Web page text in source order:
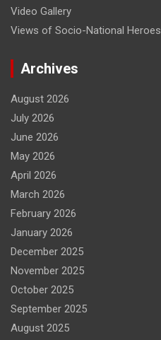
Video Gallery
Views of Socio-National Heroes
Archives
August 2026
July 2026
June 2026
May 2026
April 2026
March 2026
February 2026
January 2026
December 2025
November 2025
October 2025
September 2025
August 2025